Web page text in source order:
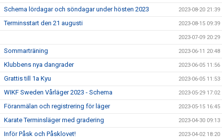
Schema lördagar och söndagar under hösten 2023 2023-08-20 21:39
Terminsstart den 21 augusti 2023-08-15 09:39
2023-07-09 20:29
Sommarträning 2023-06-11 20:48
Klubbens nya dangrader 2023-06-05 11:56
Grattis till 1a Kyu 2023-06-05 11:53
WIKF Sweden Vårläger 2023 - Schema 2023-05-29 17:02
Föranmälan och registrering för läger 2023-05-15 16:45
Karate Terminsläger med gradering 2023-04-30 09:13
Inför Påsk och Påsklovet! 2023-04-02 18:20